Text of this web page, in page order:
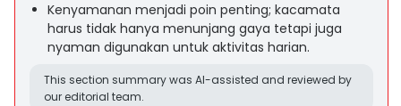
Kenyamanan menjadi poin penting; kacamata
harus tidak hanya menunjang gaya tetapi juga
nyaman digunakan untuk aktivitas harian.
This section summary was AI-assisted and reviewed by
our editorial team.